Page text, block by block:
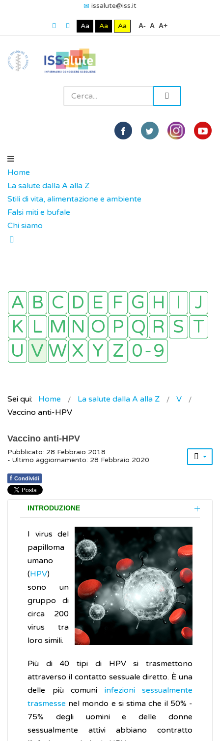
issalute@iss.it
Aa Aa Aa A- A A+
Home
La salute dalla A alla Z
Stili di vita, alimentazione e ambiente
Falsi miti e bufale
Chi siamo
Sei qui: Home La salute dalla A alla Z
V
Vaccino anti-HPV
Vaccino anti-HPV
Pubblicato: 28 Febbraio 2018
- Ultimo aggiornamento: 28 Febbraio 2020
f Condividi
INTRODUZIONE
I virus del
papilloma
umano
(HPV)
sono un
gruppo di
circa 200
virus tra
loro simili.
Più di 40 tipi di HPV si trasmettono
attraverso il contatto sessuale diretto. È una
delle più comuni infezioni sessualmente
trasmesse nel mondo e si stima che il 50% -
75% degli uomini e delle donne
sessualmente attivi abbiano contratto